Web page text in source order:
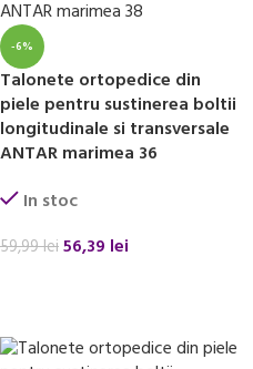
-6%
Talonete ortopedice din
piele pentru sustinerea boltii
longitudinale si transversale
ANTAR marimea 36
In stoc
59,99lei56,39 lei